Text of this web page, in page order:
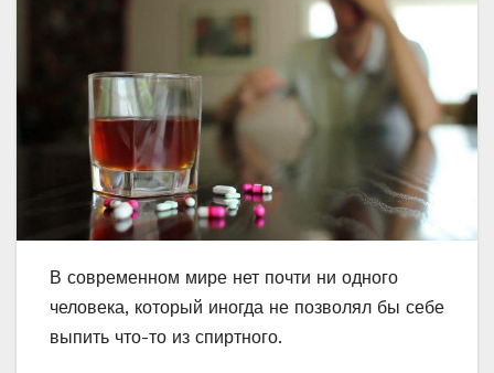
В современном мире нет почти ни одного
человека, который иногда не позволял бы себе
выпить что-то из спиртного.